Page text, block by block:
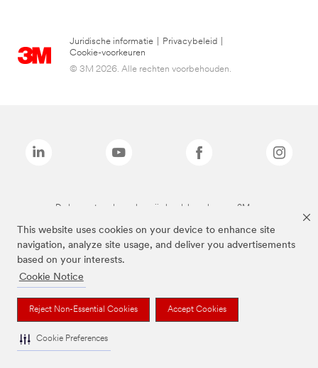
This website uses cookies on your device to enhance site
navigation, analyze site usage, and deliver you advertisements
based on your interests.
Cookie Notice
Reject Non-Essential Cookies Accept Cookies
Cookie Preferences
Juridische informatie Privacybeleid
Cookie-voorkeuren
© 3M 2026. Alle rechten voorbehouden.
De bovenstaande merken zijn handelsmerken van 3M.we